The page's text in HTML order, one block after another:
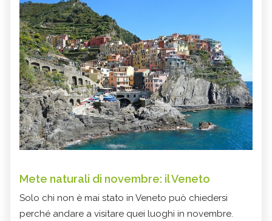
Mete naturali di novembre: il Veneto
Solo chi non è mai stato in Veneto può chiedersi
perché andare a visitare quei luoghi in novembre.